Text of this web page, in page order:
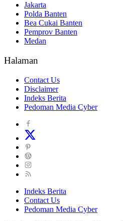
Jakarta
Polda Banten
Bea Cukai Banten
Pemprov Banten
Medan
Halaman
Contact Us
Disclaimer
Indeks Berita
Pedoman Media Cyber
Indeks Berita
Contact Us
Pedoman Media Cyber